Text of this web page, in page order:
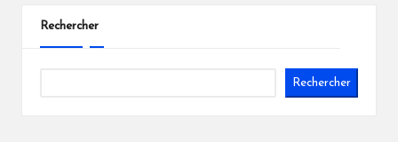
Rechercher
Rechercher